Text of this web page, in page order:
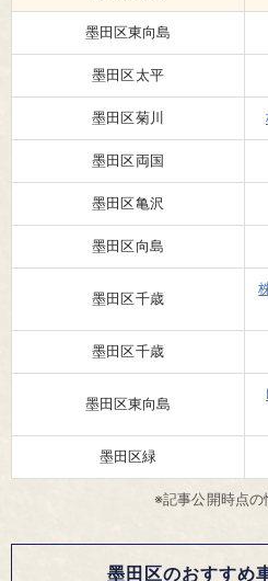
墨田区東向島
墨田区太平
墨田区菊川
墨田区両国
墨田区亀沢
墨田区向島
墨田区千歳
墨田区千歳
墨田区東向島
墨田区緑
※記事公開時点の
墨田区のおすすめ